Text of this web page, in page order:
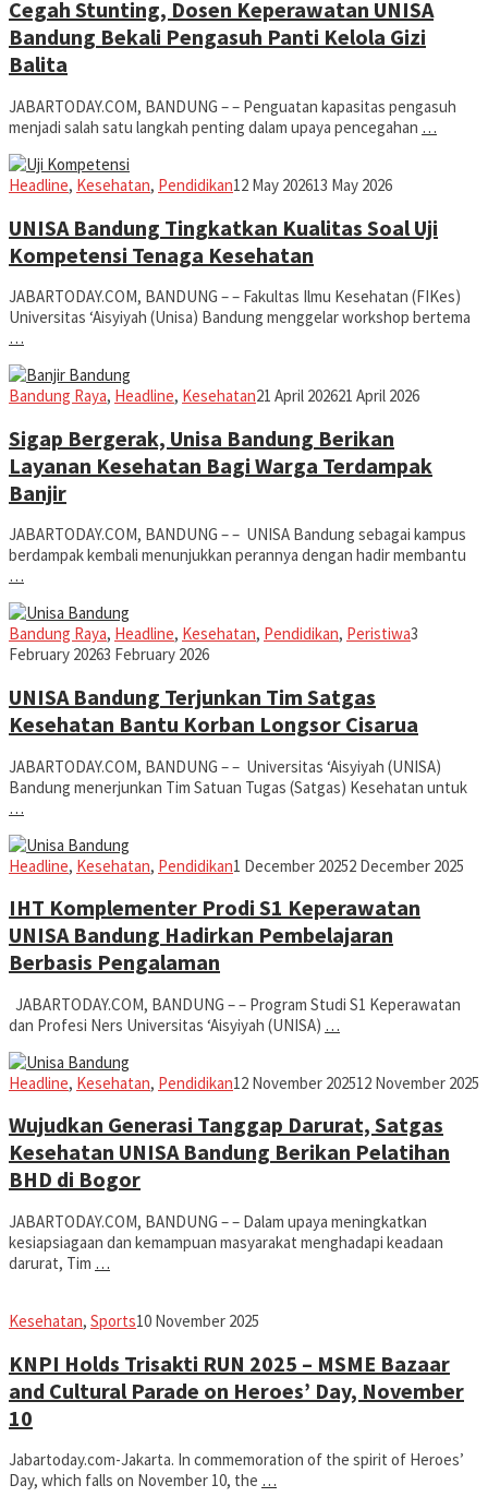
Cegah Stunting, Dosen Keperawatan UNISA
Bandung Bekali Pengasuh Panti Kelola Gizi
Balita
JABARTODAY.COM, BANDUNG – – Penguatan kapasitas pengasuh
menjadi salah satu langkah penting dalam upaya pencegahan …
Headline, Kesehatan, PendidikanIman
12 May 202613 May 2026
UNISA Bandung Tingkatkan Kualitas Soal Uji
Kompetensi Tenaga Kesehatan
JABARTODAY.COM, BANDUNG – – Fakultas Ilmu Kesehatan (FIKes)
Universitas ‘Aisyiyah (Unisa) Bandung menggelar workshop bertema
…
Bandung Raya, Headline, KesehatanIman
21 April 202621 April 2026
Sigap Bergerak, Unisa Bandung Berikan
Layanan Kesehatan Bagi Warga Terdampak
Banjir
JABARTODAY.COM, BANDUNG – – UNISA Bandung sebagai kampus
berdampak kembali menunjukkan perannya dengan hadir membantu
…
Bandung Raya, Headline, Kesehatan, Pendidikan, PeristiwaIman
3
February 20263 February 2026
UNISA Bandung Terjunkan Tim Satgas
Kesehatan Bantu Korban Longsor Cisarua
JABARTODAY.COM, BANDUNG – – Universitas ‘Aisyiyah (UNISA)
Bandung menerjunkan Tim Satuan Tugas (Satgas) Kesehatan untuk
…
Headline, Kesehatan, PendidikanIman
1 December 20252 December 2025
IHT Komplementer Prodi S1 Keperawatan
UNISA Bandung Hadirkan Pembelajaran
Berbasis Pengalaman
JABARTODAY.COM, BANDUNG – – Program Studi S1 Keperawatan
dan Profesi Ners Universitas ‘Aisyiyah (UNISA) …
Headline, Kesehatan, PendidikanIman
12 November 202512 November 2025
Wujudkan Generasi Tanggap Darurat, Satgas
Kesehatan UNISA Bandung Berikan Pelatihan
BHD di Bogor
JABARTODAY.COM, BANDUNG – – Dalam upaya meningkatkan
kesiapsiagaan dan kemampuan masyarakat menghadapi keadaan
darurat, Tim …
Kesehatan, Sportsfathiyya
10 November 2025
KNPI Holds Trisakti RUN 2025 – MSME Bazaar
and Cultural Parade on Heroes’ Day, November
10
Jabartoday.com-Jakarta. In commemoration of the spirit of Heroes’
Day, which falls on November 10, the …